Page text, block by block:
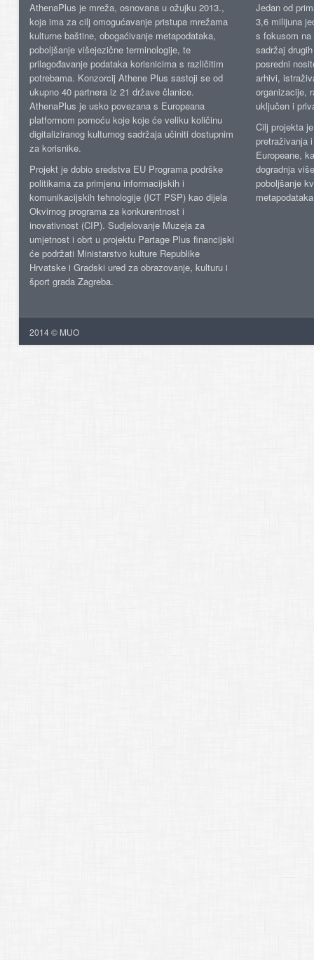
AthenaPlus je mreža, osnovana u ožujku 2013.,
koja ima za cilj omogućavanje pristupa mrežama
kulturne baštine, obogaćivanje metapodataka,
poboljšanje višejezične terminologije, te
prilagođavanje podataka korisnicima s različitim
potrebama. Konzorcij Athene Plus sastoji se od
ukupno 40 partnera iz 21 države članice.
AthenaPlus je usko povezana s Europeana
platformom pomoću koje koje će veliku količinu
digitaliziranog kulturnog sadržaja učiniti dostupnim
za korisnike.
Projekt je dobio sredstva EU Programa podrške
politikama za primjenu informacijskih i
komunikacijskih tehnologije (ICT PSP) kao dijela
Okvirnog programa za konkurentnost i
inovativnost (CIP). Sudjelovanje Muzeja za
umjetnost i obrt u projektu Partage Plus financijski
će podržati Ministarstvo kulture Republike
Hrvatske i Gradski ured za obrazovanje, kulturu i
šport grada Zagreba.
Jedan od
3,6 milijuna
s fokusom
sadržaj
posredni
arhivi,
organizacije,
uključen i
Cilj projekta
pretraživanja
Europeane,
dogradnja
poboljšanje
2014 © MUO